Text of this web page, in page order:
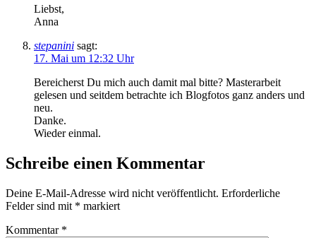
Liebst,
Anna
stepanini sagt:
17. Mai um 12:32 Uhr
Bereicherst Du mich auch damit mal bitte? Masterarbeit
gelesen und seitdem betrachte ich Blogfotos ganz anders und
neu.
Danke.
Wieder einmal.
Schreibe einen Kommentar
Deine E-Mail-Adresse wird nicht veröffentlicht. Erforderliche
Felder sind mit * markiert
Kommentar *